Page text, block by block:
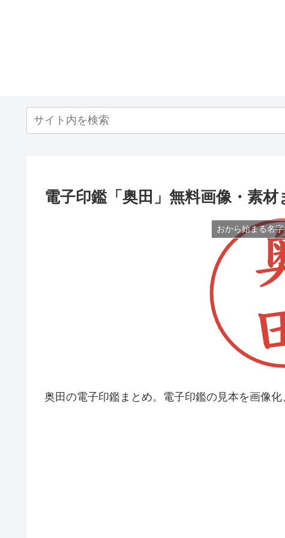
電子印鑑「奥田」無料画像・素材
おから始まる名字
奥田の電子印鑑まとめ。電子印鑑の見本を画像化